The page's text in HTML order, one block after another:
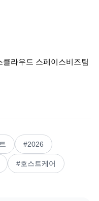
라우드 스페이스비즈팀
#2026
#호스트케어